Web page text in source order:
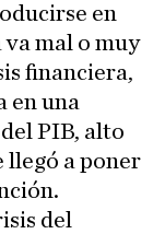
en
mal o muy
financiera,
en una
PIB, alto
llegó a poner
del